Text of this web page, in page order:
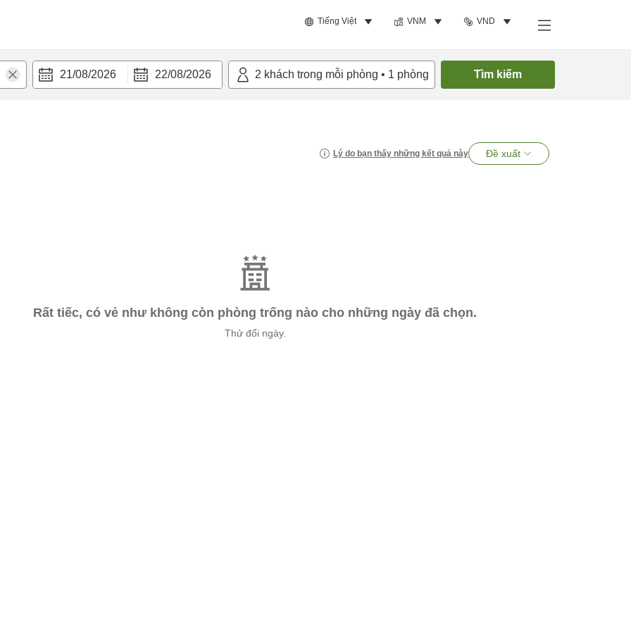
Tiếng Việt VNM VND
21/08/2026 22/08/2026 2 khách trong mỗi phòng • 1 phòng Tìm kiếm
Lý do bạn thấy những kết quả này Đề xuất
Rất tiếc, có vẻ như không còn phòng trống nào cho những ngày đã chọn.
Thử đổi ngày.